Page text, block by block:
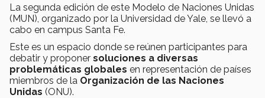
La segunda edición de este Modelo de Naciones Unidas
(MUN), organizado por la Universidad de Yale, se llevó a
cabo en campus Santa Fe.
Este es un espacio donde se reúnen participantes para
debatir y proponer soluciones a diversas
problemáticas globales en representación de países
miembros de la Organización de las Naciones
Unidas (ONU).